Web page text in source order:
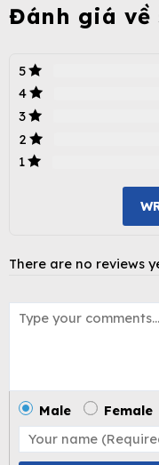
Đánh giá về
5
4
3
2
1
There are no reviews
Male Female